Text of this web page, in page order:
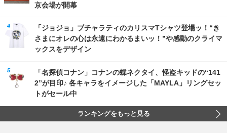
京会場が開幕
「ジョジョ」ブチャラティのカリスマTシャツ登場ッ！“き
さまにオレの心は永遠にわかるまいッ！”や感動のクライマ
ックスをデザイン
「名探偵コナン」コナンの蝶ネクタイ、怪盗キッドの“141
2”が目印♪ 各キャラをイメージした「MAYLA」リングセッ
トがセール中
ランキングをもっと見る